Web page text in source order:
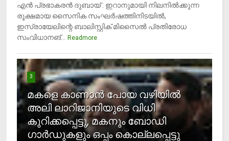
എന്‍ പ്രഭാകരന്‍ ദുബായ് : ഇറാനുമായി നിലനില്‍ക്കുന്ന
രൂക്ഷമായ സൈനിക സംഘര്‍ഷത്തിനിടയില്‍,
ഇസ്രായേലിന്റെ ബാലിസ്റ്റിക് മിസൈല്‍ പ്രതിരോധ
സംവിധാനങ്...
Readmore
3
മകളെ കാണാന്‍ പോയ വഴിയില്‍
അലി ലാറിജാനിയുടെ വിധി
കുറിക്കപ്പെട്ടു, മകനും ബോഡി
ഗാര്‍ഡുകളും ഒപ്പം കൊല്ലപ്പെട്ടു